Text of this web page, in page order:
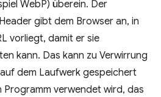
WebP) überein. Der
gibt dem Browser an, in
vorliegt, damit er sie
kann. Das kann zu Verwirrung
dem Laufwerk gespeichert
Programm verwendet wird, das